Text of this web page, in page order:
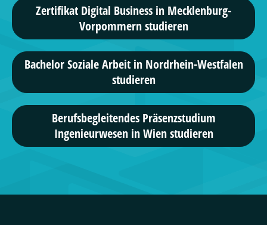
Business Travel Management, ...
12 Studiengänge
Euro-FH
Betriebswirtschaftslehre, ...
50 Studiengänge
Akademie für angewandte Fernstudien
Zertifikat Digital Business in Mecklenburg-
Vorpommern studieren
Bachelor Soziale Arbeit in Nordrhein-Westfalen
studieren
Berufsbegleitendes Präsenzstudium
Ingenieurwesen in Wien studieren